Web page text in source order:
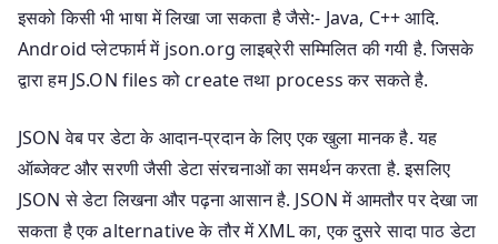
इसको किसी भी भाषा में लिखा जा सकता है जैसे:- Java, C++ आदि.
Android प्लेटफार्म में json.org लाइब्रेरी सम्मिलित की गयी है. जिसके
द्वारा हम JS.ON files को create तथा process कर सकते है.
JSON वेब पर डेटा के आदान-प्रदान के लिए एक खुला मानक है. यह
ऑब्जेक्ट और सरणी जैसी डेटा संरचनाओं का समर्थन करता है. इसलिए
JSON से डेटा लिखना और पढ़ना आसान है. JSON में आमतौर पर देखा जा
सकता है एक alternative के तौर में XML का, एक दुसरे सादा पाठ डेटा